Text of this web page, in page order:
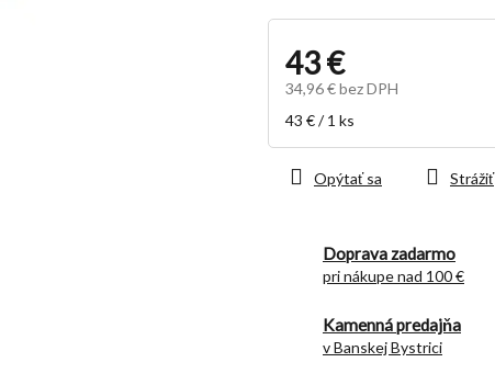
43 €
34,96 € bez DPH
Jednotková
43 € / 1 ks
Doprava zadarmo
pri nákupe nad 100 €
Kamenná predajňa
v Banskej Bystrici
Opýtať sa Strážiť